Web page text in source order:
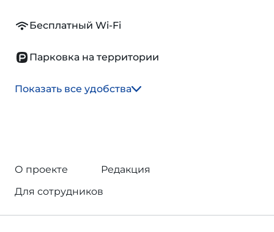
Бесплатный Wi-Fi
Парковка на территории
Показать все удобства
О проекте
Редакция
Для сотрудников